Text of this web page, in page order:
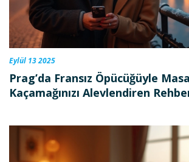
Eylül 13 2025
Prag’da Fransız Öpücüğüyle
Kaçamağınızı Alevlendiren